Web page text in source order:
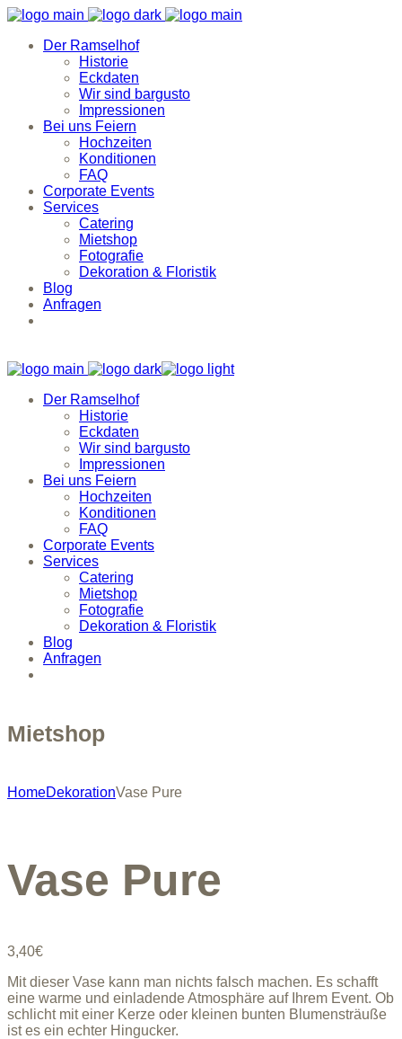
Der Ramselhof
Historie
Eckdaten
Wir sind bargusto
Impressionen
Bei uns Feiern
Hochzeiten
Konditionen
FAQ
Corporate Events
Services
Catering
Mietshop
Fotografie
Dekoration & Floristik
Blog
Anfragen
Der Ramselhof
Historie
Eckdaten
Wir sind bargusto
Impressionen
Bei uns Feiern
Hochzeiten
Konditionen
FAQ
Corporate Events
Services
Catering
Mietshop
Fotografie
Dekoration & Floristik
Blog
Anfragen
Mietshop
HomeDekorationVase Pure
Vase Pure
3,40€
Mit dieser Vase kann man nichts falsch machen. Es schafft
eine warme und einladende Atmosphäre auf Ihrem Event. Ob
schlicht mit einer Kerze oder kleinen bunten Blumensträuße
ist es ein echter Hingucker.